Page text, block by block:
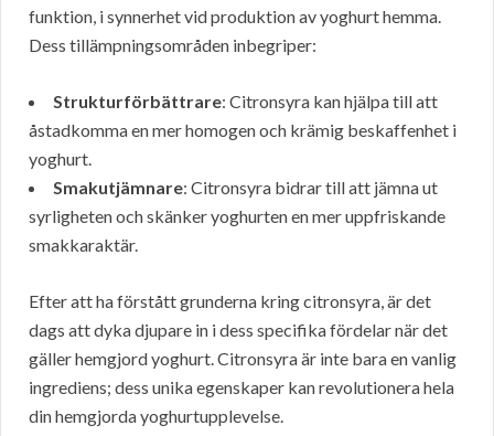
funktion, i synnerhet vid produktion av yoghurt hemma.
Dess tillämpningsområden inbegriper:
Strukturförbättrare: Citronsyra kan hjälpa till att
åstadkomma en mer homogen och krämig beskaffenhet i
yoghurt.
Smakutjämnare: Citronsyra bidrar till att jämna ut
syrligheten och skänker yoghurten en mer uppfriskande
smakkaraktär.
Efter att ha förstått grunderna kring citronsyra, är det
dags att dyka djupare in i dess specifika fördelar när det
gäller hemgjord yoghurt. Citronsyra är inte bara en vanlig
ingrediens; dess unika egenskaper kan revolutionera hela
din hemgjorda yoghurtupplevelse.